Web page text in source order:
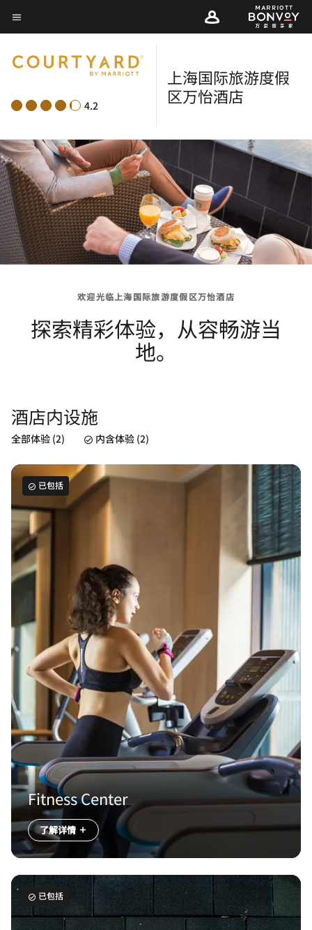
Skip
to
content
菜单文本
4.2
上海国际旅游度假
区万怡酒店
欢迎光临上海国际旅游度假区万怡酒店
探索精彩体验，从容畅游当
地。
酒店内设施
全部体验 (2) 内含体验 (2)
已包括
Fitness Center
了解详情
已包括